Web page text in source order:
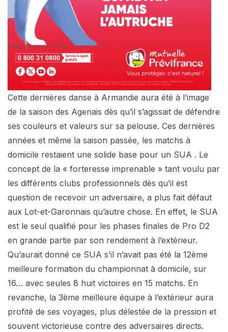
Cette dernières danse à Armandie aura été à l’image
de la saison des Agenais dès qu’il s’agissait de défendre
ses couleurs et valeurs sur sa pelouse. Ces dernières
années et même la saison passée, les matchs à
domicile restaient une solide base pour un SUA . Le
concept de la « forteresse imprenable » tant voulu par
les différents clubs professionnels dès qu’il est
question de recevoir un adversaire, a plus fait défaut
aux Lot-et-Garonnais qu’autre chose. En effet, le SUA
est le seul qualifié pour les phases finales de Pro D2
en grande partie par son rendement à l’extérieur.
Qu’aurait donné ce SUA s’il n’avait pas été la 12ème
meilleure formation du championnat à domicile, sur
16… avec seules 8 huit victoires en 15 matchs. En
revanche, la 3ème meilleure équipe à l’extérieur aura
profité de ses voyages, plus délestée de la pression et
souvent victorieuse contre des adversaires directs.